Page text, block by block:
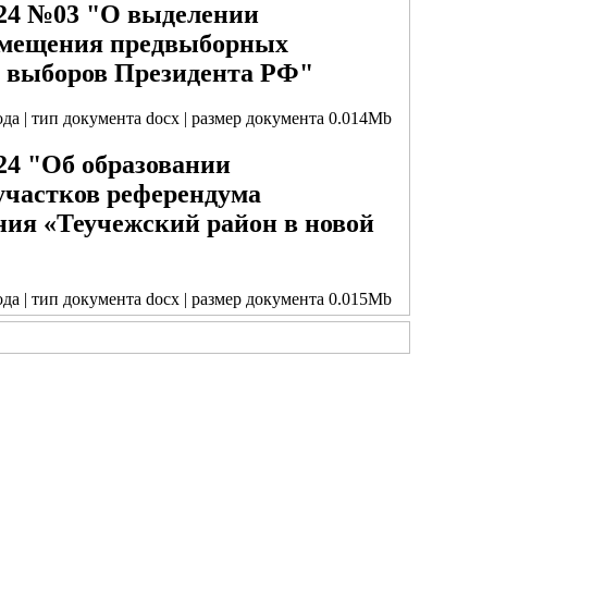
№03 "О выделении
предвыборных
выборов Президента РФ"
| тип документа docx | размер документа 0.014Mb
"Об образовании
референдума
«Теучежский район в новой
| тип документа docx | размер документа 0.015Mb